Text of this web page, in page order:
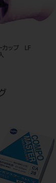
ーカップ LF